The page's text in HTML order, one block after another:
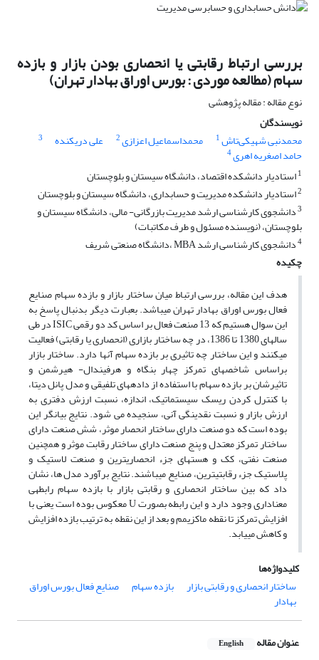
بررسی ارتباط رقابتی یا انحصاری بودن بازار و بازده
سهام (مطالعه موردی : بورس اوراق بهادار تهران)
نوع مقاله : مقاله پژوهشی
نویسندگان
محمدنبی شهیکی‌تاش1 محمداسماعیل اعزازی2 علی دریکنده 3
حامد اصغریه اهری4
1استادیار دانشکده اقتصاد، دانشگاه سیستان و بلوچستان
2استادیار دانشکده مدیریت و حسابداری، دانشگاه سیستان و بلوچستان
3دانشجوی کارشناسی ارشد مدیریت بازرگانی- مالی، دانشگاه سیستان و
بلوچستان، (نویسنده مسئول و طرف مکاتبات)
4دانشجوی کارشناسی ارشد MBA ،دانشگاه صنعتی شریف
چکیده
هدف این مقاله، بررسی ارتباط میان ساختار بازار و بازده سهام صنایع
فعال بورس اوراق بهادار تهران می­باشد. بعبارت دیگر بدنبال پاسخ به
این سوال هستیم که 13 صنعت فعال بر اساس کد دو رقمی ISIC در طی
سال­های 1380 تا 1386، در چه ساختار بازاری (انحصاری یا رقابتی) فعالیت
می­کنند و این ساختار چه تاثیری بر بازده سهام آن­ها دارد. ساختار بازار
براساس شاخص­های تمرکز چهار بنگاه و هرفیندال- هیرشمن و
تاثیرشان بر بازده سهام با استفاده از داده­های تلفیقی و مدل پانل دیتا،
با کنترل کردن ریسک سیستماتیک، اندازه، نسبت ارزش دفتری به
ارزش بازار و نسبت نقدینگی آنی، سنجیده می شود. نتایج بیانگر این
بوده است که دو صنعت دارای ساختار انحصار موثر، شش صنعت دارای
ساختار تمرکز معتدل و پنج صنعت دارای ساختار رقابت موثر و همچنین
صنعت نفتی، کک و هسته­ای جزء انحصاری­ترین و صنعت لاستیک و
پلاستیک جزء رقابتی­ترین، صنایع می­باشند. نتایج برآورد مدل ها، نشان
داد که بین ساختار انحصاری و رقابتی بازار با بازده سهام رابطه­ی
معناداری وجود دارد و این رابطه بصورت U معکوس بوده است یعنی با
افزایش تمرکز تا نقطه ماکزیمم و بعد از این نقطه به ترتیب بازده افزایش
و کاهش می­یابد.
کلیدواژه‌ها
ساختار انحصاری و رقابتی بازار
بازده سهام صنایع فعال بورس اوراق
بهادار
عنوان مقاله English